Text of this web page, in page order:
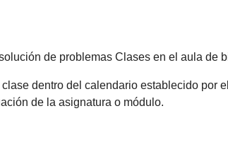
de problemas Clases en el aula de
dentro del calendario establecido
de la asignatura o módulo.